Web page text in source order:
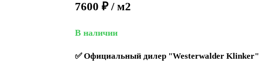
7600 ₽ / м2
В наличии
✅Официальный дилер "Westerwalder Klinker"